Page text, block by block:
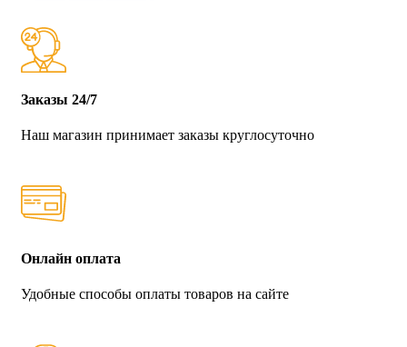
Заказы 24/7
Наш магазин принимает заказы круглосуточно
Онлайн оплата
Удобные способы оплаты товаров на сайте